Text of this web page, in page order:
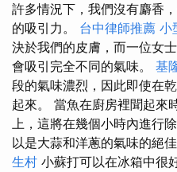
許多情況下，我們沒有麝香
的吸引力。 台中律師推薦 小
決於我們的皮膚，而一位女
會吸引完全不同的氣味。 基
段的氣味濃烈，因此即使在
起來。 當魚在廚房裡聞起來
上，這將在幾個小時內進行除
以是大蒜和洋蔥的氣味的絕
生村 小蘇打可以在冰箱中很